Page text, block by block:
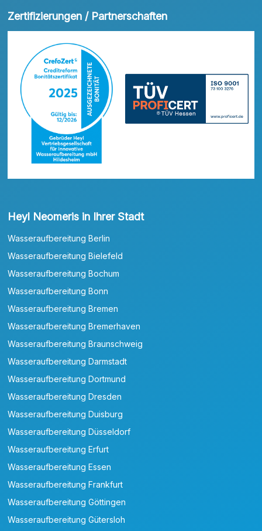
Zertifizierungen / Partnerschaften
Heyl Neomeris in Ihrer Stadt
Wasseraufbereitung Berlin
Wasseraufbereitung Bielefeld
Wasseraufbereitung Bochum
Wasseraufbereitung Bonn
Wasseraufbereitung Bremen
Wasseraufbereitung Bremerhaven
Wasseraufbereitung Braunschweig
Wasseraufbereitung Darmstadt
Wasseraufbereitung Dortmund
Wasseraufbereitung Dresden
Wasseraufbereitung Duisburg
Wasseraufbereitung Düsseldorf
Wasseraufbereitung Erfurt
Wasseraufbereitung Essen
Wasseraufbereitung Frankfurt
Wasseraufbereitung Göttingen
Wasseraufbereitung Gütersloh